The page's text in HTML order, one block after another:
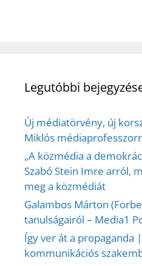
Legutóbbi
Új médiatörvény, új
Miklós
„A közmédia a
Szabó Stein Imre arról,
meg a közmédiát
Galambos Márton
tanulságairól – Media1
Így ver át a propaganda
kommunikációs